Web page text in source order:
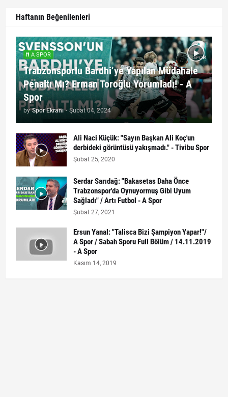
Haftanın Beğenilenleri
A SPOR
Trabzonsporlu Bardhi’ye Yapılan Müdahale
Penaltı Mı? Erman Toroğlu Yorumladı! - A
Spor
by Spor Ekranı - Şubat 04, 2024
Ali Naci Küçük: "Sayın Başkan Ali Koç'un
derbideki görüntüsü yakışmadı." - Tivibu Spor
Şubat 25, 2020
Serdar Sarıdağ: "Bakasetas Daha Önce
Trabzonspor'da Oynuyormuş Gibi Uyum
Sağladı" / Artı Futbol - A Spor
Şubat 27, 2021
Ersun Yanal: "Talisca Bizi Şampiyon Yapar!"/
A Spor / Sabah Sporu Full Bölüm / 14.11.2019
- A Spor
Kasım 14, 2019